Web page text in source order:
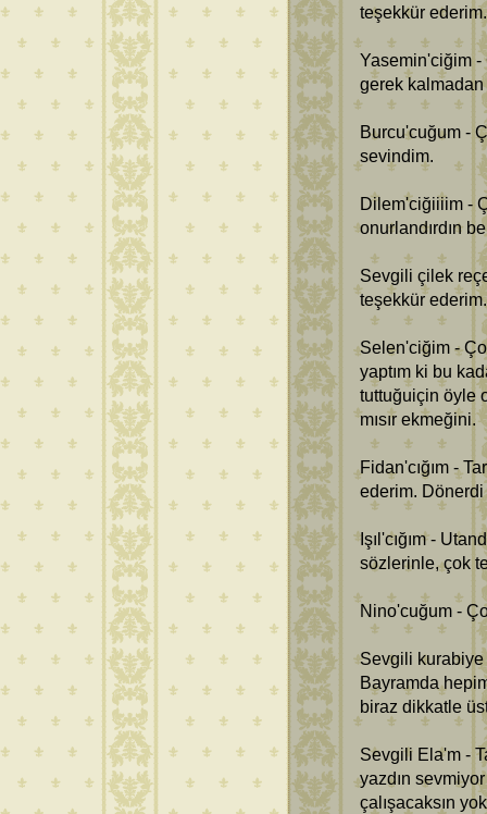
teşekkür ederim.
Yasemin'ciğim -
gerek
Burcu'cuğum -
sevindim.
Dilem'ciğiiiim -
onurlandırdın
Sevgili çilek
teşekkür ederim.
Selen'ciğim -
yaptım ki bu
tuttuğuiçin öyle
mısır ekmeğini.
Fidan'cığım -
ederim.
Işıl'cığım -
sözlerinle, çok
Nino'cuğum -
Sevgili
Bayramda
biraz dikkatle
Sevgili Ela'm -
yazdın
çalışacaksın